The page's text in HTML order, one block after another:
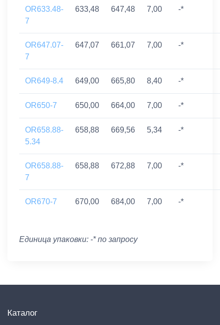
OR633.48-
7
633,48 647,48 7,00 -*
OR647.07-
7
647,07 661,07 7,00 -*
OR649-8.4 649,00 665,80 8,40 -*
OR650-7 650,00 664,00 7,00 -*
OR658.88-
5.34
658,88 669,56 5,34 -*
OR658.88-
7
658,88 672,88 7,00 -*
OR670-7 670,00 684,00 7,00 -*
Единица упаковки: -* по запросу
Каталог